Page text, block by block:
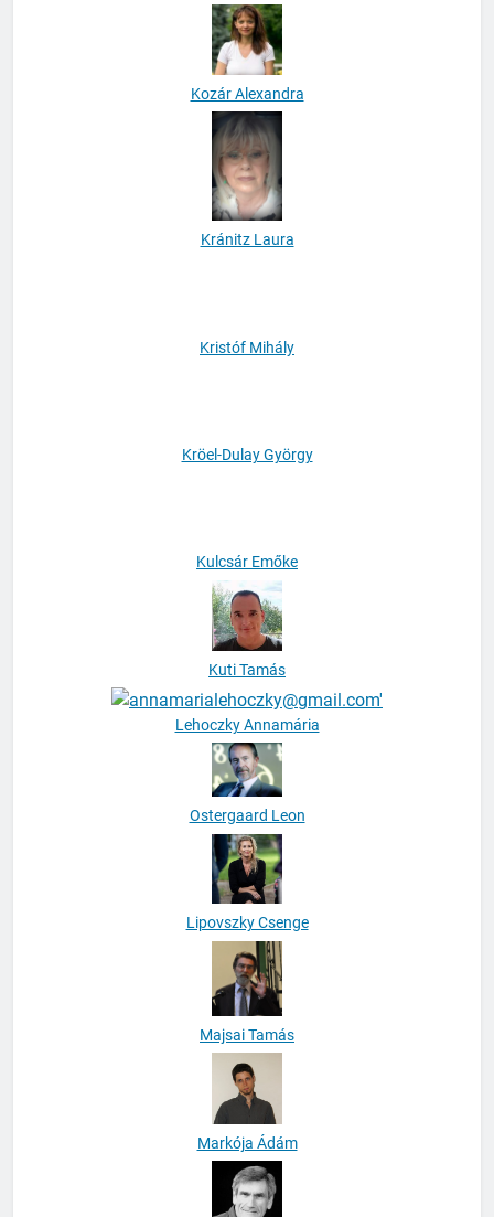
Kovács Rhewa Andrea
Kozár Alexandra
Kulcsár Emőke
Kuti Tamás
Lehoczky Annamária
Ostergaard Leon
Lipovszky Csenge
Majsai Tamás
Markója Ádám